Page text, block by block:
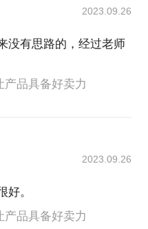
2023.09.26
没有思路的，经过老师
产品具备好卖力
2023.09.26
好。
产品具备好卖力